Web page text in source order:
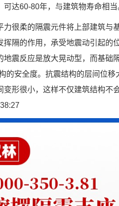
可达60-80年，与建筑物寿命相当
力很柔的隔震元件将上部建筑与
挥隔的作用，承受地震动引起的
地震反应是放大晃动型，而基础
的安全度。抗震结构的层间位
变形很小，这样不仅建筑结构不